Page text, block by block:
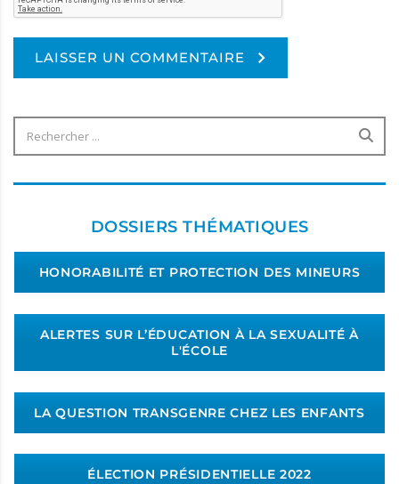
LAISSER UN COMMENTAIRE
DOSSIERS THÉMATIQUES
HONORABILITÉ ET PROTECTION DES MINEURS
ALERTES SUR L’ÉDUCATION À LA SEXUALITÉ À
L'ÉCOLE
LA QUESTION TRANSGENRE CHEZ LES ENFANTS
ÉLECTION PRÉSIDENTIELLE 2022